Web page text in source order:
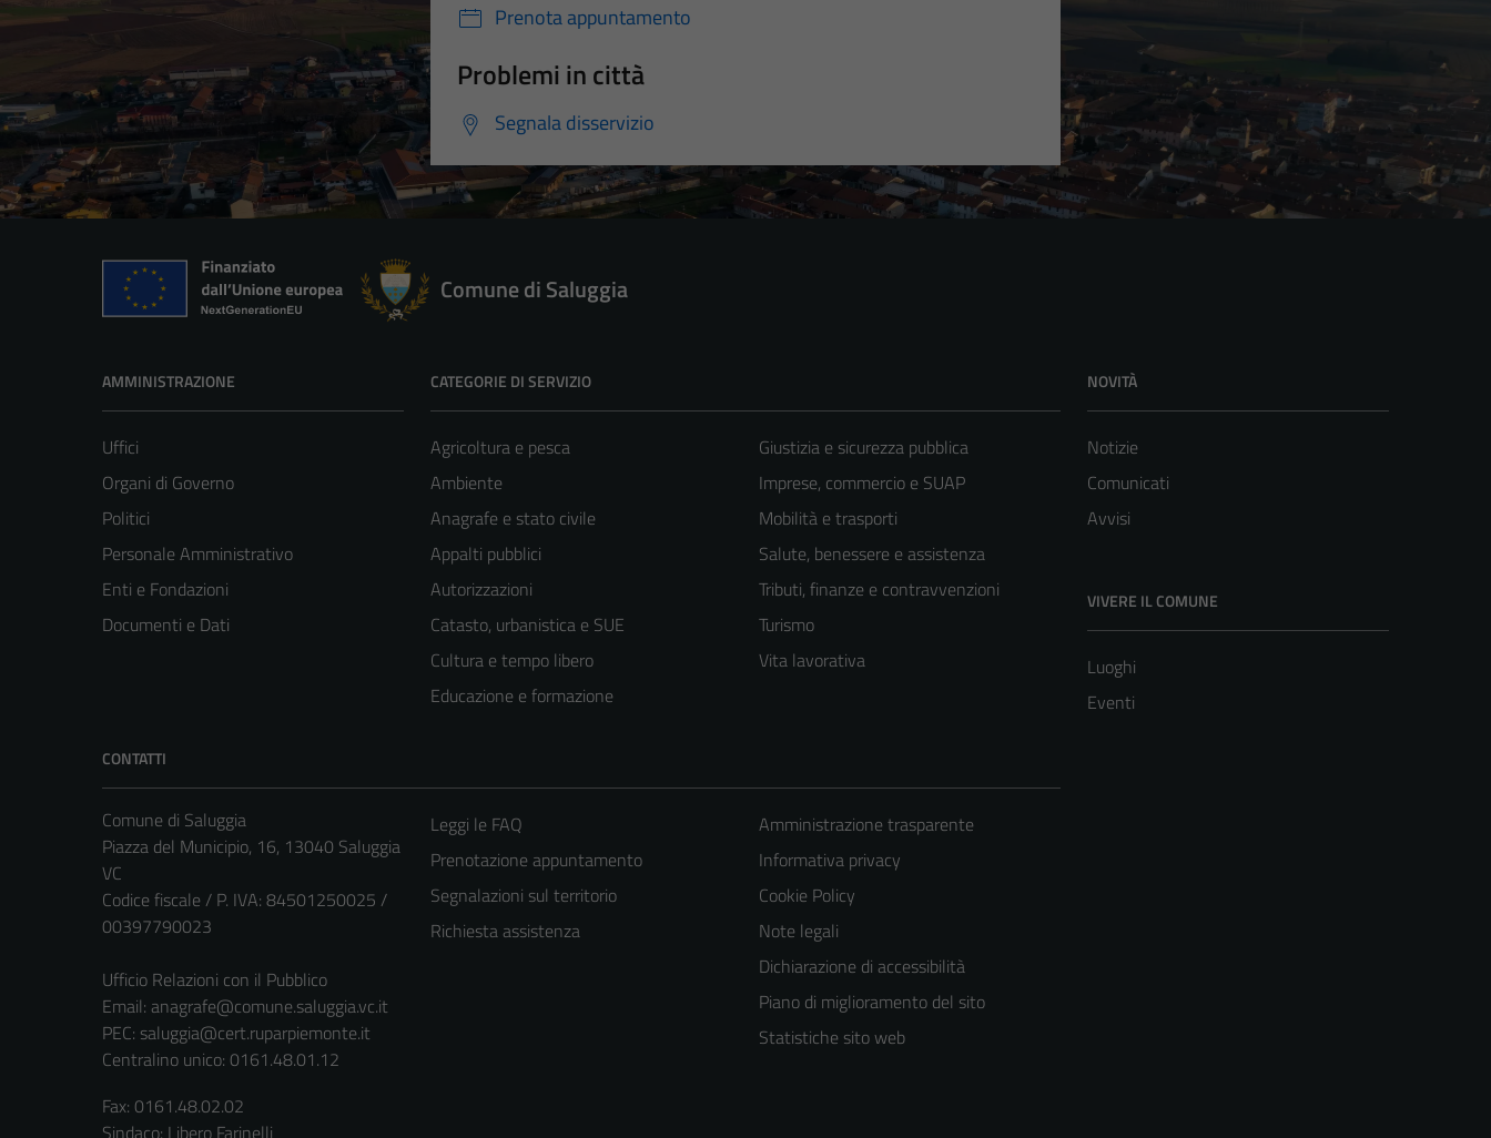
Prenota appuntamento
Problemi in città
Segnala disservizio
Comune di Saluggia
AMMINISTRAZIONE
Uffici
Organi di Governo
Politici
Personale Amministrativo
Enti e Fondazioni
Documenti e Dati
CATEGORIE DI SERVIZIO
Agricoltura e pesca
Ambiente
Anagrafe e stato civile
Appalti pubblici
Autorizzazioni
Catasto, urbanistica e SUE
Cultura e tempo libero
Educazione e formazione
Giustizia e sicurezza pubblica
Imprese, commercio e SUAP
Mobilità e trasporti
Salute, benessere e assistenza
Tributi, finanze e contravvenzioni
Turismo
Vita lavorativa
NOVITÀ
Notizie
Comunicati
Avvisi
VIVERE IL COMUNE
Luoghi
Eventi
CONTATTI
Comune di Saluggia
Piazza del Municipio, 16, 13040 Saluggia
VC
Codice fiscale / P. IVA: 84501250025 /
00397790023
Ufficio Relazioni con il Pubblico
Email: anagrafe@comune.saluggia.vc.it
PEC: saluggia@cert.ruparpiemonte.it
Centralino unico: 0161.48.01.12
Fax: 0161.48.02.02
Leggi le FAQ
Prenotazione appuntamento
Segnalazioni sul territorio
Richiesta assistenza
Amministrazione trasparente
Informativa privacy
Cookie Policy
Note legali
Dichiarazione di accessibilità
Piano di miglioramento del sito
Statistiche sito web